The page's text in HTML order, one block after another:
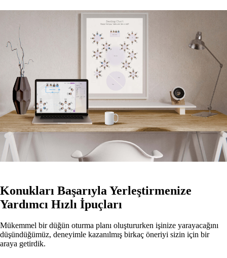
Konukları Başarıyla Yerleştirmenize
Yardımcı Hızlı İpuçları
Mükemmel bir düğün oturma planı oluştururken işinize yarayacağını
düşündüğümüz, deneyimle kazanılmış birkaç öneriyi sizin için bir
araya getirdik.